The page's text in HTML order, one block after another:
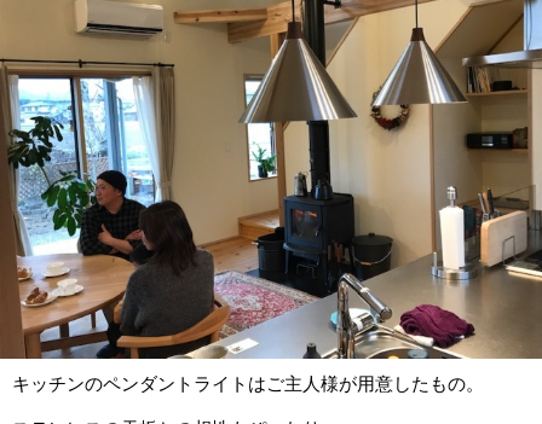
キッチンのペンダントライトはご主人様が用意したもの。